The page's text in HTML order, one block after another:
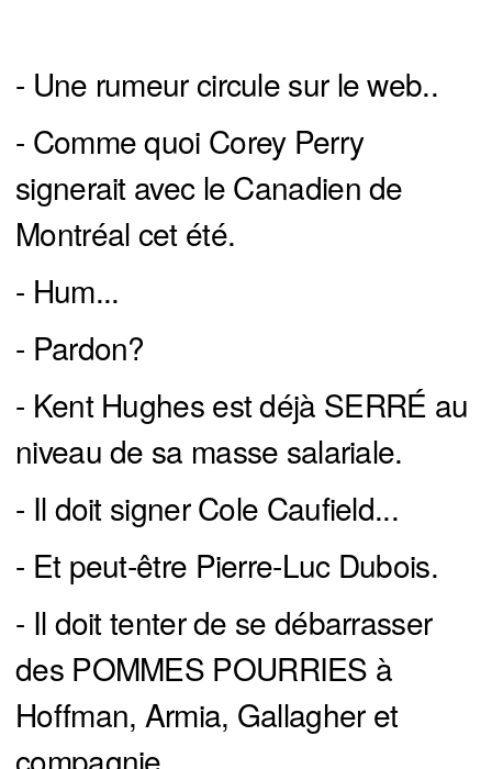
- Une rumeur circule sur le web..
- Comme quoi Corey Perry
signerait avec le Canadien de
Montréal cet été.
- Hum...
- Pardon?
- Kent Hughes est déjà SERRÉ au
niveau de sa masse salariale.
- Il doit signer Cole Caufield...
- Et peut-être Pierre-Luc Dubois.
- Il doit tenter de se débarrasser
des POMMES POURRIES à
Hoffman, Armia, Gallagher et
compagnie...